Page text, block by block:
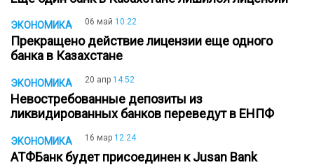
ЭКОНОМИКА 06 май 10:22
Прекращено действие лицензии еще одного
банка в Казахстане
ЭКОНОМИКА 20 апр 14:52
Невостребованные депозиты из
ликвидированных банков переведут в ЕНПФ
ЭКОНОМИКА 16 мар 12:24
АТФБанк будет присоединен к Jusan Bank